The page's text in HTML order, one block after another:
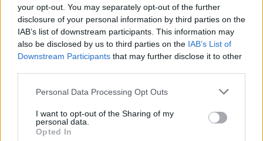
your opt-out. You may separately opt-out of the further
disclosure of your personal information by third parties on the
IAB’s list of downstream participants. This information may
also be disclosed by us to third parties on the IAB’s List of
Downstream Participants that may further disclose it to other
Please note that this website/app uses one or more Google
not limited to your visit or usage behaviour. You may click to
grant or deny consent to Google and its third-party tags to
use your data for below specified purposes in below Google
Personal Data Processing Opt Outs
I want to opt-out of the Sharing of my
personal data.
Opted In
Ποιοι δικαιούνται σύνταξη 409 ευρώ χωρίς ένσημα